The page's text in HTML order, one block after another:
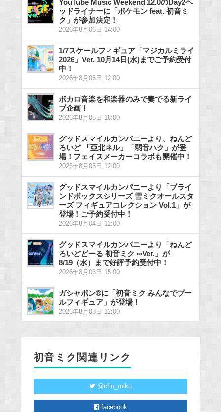
YouTube Music Weekend 12.0のDay2ヘ
ッドライナーに「ポケモン feat. 初音ミ
ク」が参加決定！
2026年8月06日 14:00
1/7スケールフィギュア「マジカルミライ
2026」Ver. 10月14日(水)までご予約受付
中！
2026年8月06日 12:00
ボカロ音楽を和楽器のみで奏でる新ライ
ブ企画！
2026年8月05日 18:00
グッドスマイルカンパニーより、ねんど
ろいど 「亞北ネル」「弱音ハク」が登
場！フェイスメーカーコラボも開催中！
2026年8月05日 12:00
グッドスマイルカンパニーより「ブライ
ンドボックスシリーズ 雪ミクオールスタ
ーズ フィギュアコレクション Vol.1」が
登場！ご予約受付中！
2026年8月04日 12:00
グッドスマイルカンパニーより「ねんど
ろいどどーる 初音ミク ∞Ver.」が
8/19（水）まで好評予約受付中！
2026年8月03日 15:00
ガシャポン®に「初音ミク みんなでプー
ルフィギュア」が登場！
2026年8月03日 12:00
初音ミク関連リンク
@cfm_miku
facebook